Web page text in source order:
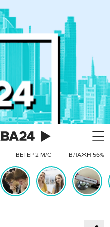
ВЕТЕР 2 М/С ВЛАЖН 56%